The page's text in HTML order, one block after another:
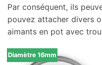
Par conséquent, ils
pouvez attacher divers
aimants en pot avec
Diamètre 16mm